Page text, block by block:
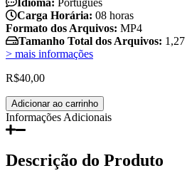
Carga Horária: 08 horas
Formato dos Arquivos: MP4
Tamanho Total dos Arquivos:
> mais informações
R$40,00
Leitura
de
Gráficos
Didi
Aguiar
Adicionar ao carrinho
Informações Adicionais
Descrição do Produto